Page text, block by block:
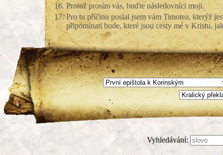
16. Protož prosím vás, buďte následovníci moji.
17. Pro tu příčinu poslal jsem vám Timotea, kterýž
připomínati bude, které jsou cesty mé v Kristu,
Vyhledávání: